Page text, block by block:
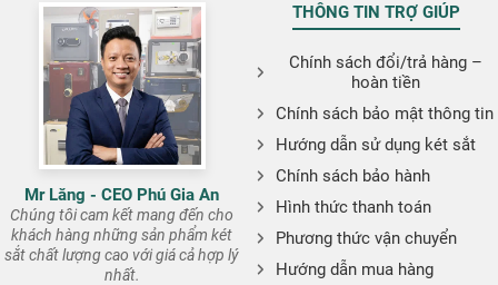
Mr Lăng - CEO Phú Gia An
Chúng tôi cam kết mang đến cho
khách hàng những sản phẩm két
sắt chất lượng cao với giá cả hợp lý
nhất.
THÔNG TIN TRỢ GIÚP
Chính sách đổi/trả hàng –
hoàn tiền
Chính sách bảo mật thông tin
Hướng dẫn sử dụng két sắt
Chính sách bảo hành
Hình thức thanh toán
Phương thức vận chuyển
Hướng dẫn mua hàng